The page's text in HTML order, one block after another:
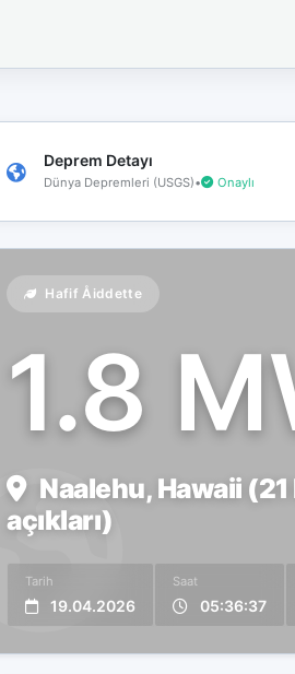
Deprem Detayı
Dünya Depremleri (USGS)• Onaylı
Hafif Åiddette
1.8
Naalehu, Hawaii
açıkları)
Tarih
19.04.2026
Saat
05:36:37